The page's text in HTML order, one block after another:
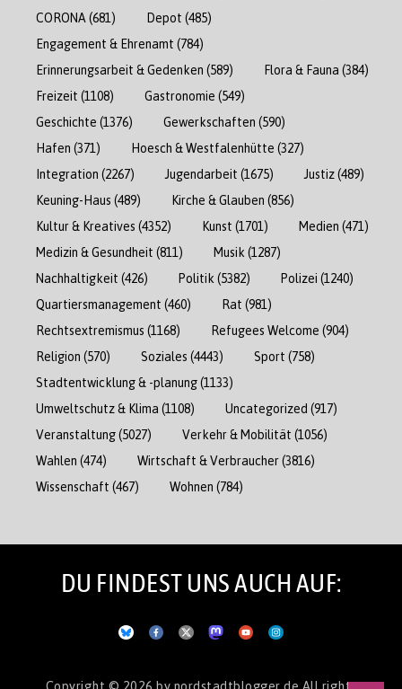
CORONA (681) Depot (485)
Engagement & Ehrenamt (784)
Erinnerungsarbeit & Gedenken (589) Flora & Fauna (384)
Freizeit (1108) Gastronomie (549)
Geschichte (1376) Gewerkschaften (590)
Hafen (371) Hoesch & Westfalenhütte (327)
Integration (2267) Jugendarbeit (1675) Justiz(489)
Keuning-Haus (489) Kirche & Glauben (856)
Kultur & Kreatives (4352) Kunst (1701) Medien (471)
Medizin & Gesundheit (811) Musik (1287)
Nachhaltigkeit (426) Politik (5382) Polizei (1240)
Quartiersmanagement (460) Rat (981)
Rechtsextremismus (1168) Refugees Welcome (904)
Religion (570) Soziales (4443) Sport (758)
Stadtentwicklung & -planung(1133)
Umweltschutz & Klima (1108) Uncategorized (917)
Veranstaltung(5027) Verkehr & Mobilität (1056)
Wahlen (474) Wirtschaft & Verbraucher(3816)
Wissenschaft (467) Wohnen (784)
DU FINDEST UNS AUCH AUF:
Copyright © 2026 by nordstadtblogger.de All rights